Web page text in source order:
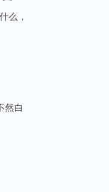
么，
然白